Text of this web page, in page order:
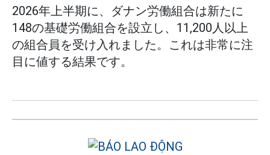
2026年上半期に、ダナン労働組合は新たに
148の基礎労働組合を設立し、11,200人以上
の組合員を受け入れました。これは非常に注
目に値する結果です。